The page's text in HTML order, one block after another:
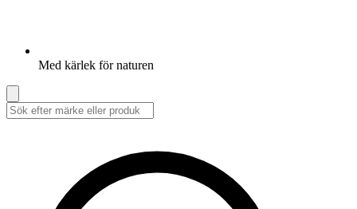
Med kärlek för naturen